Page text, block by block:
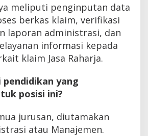
meliputi penginputan data
berkas klaim, verifikasi
laporan administrasi, dan
informasi kepada
klaim Jasa Raharja.
yang
posisi ini?
jurusan, diutamakan
atau Manajemen.